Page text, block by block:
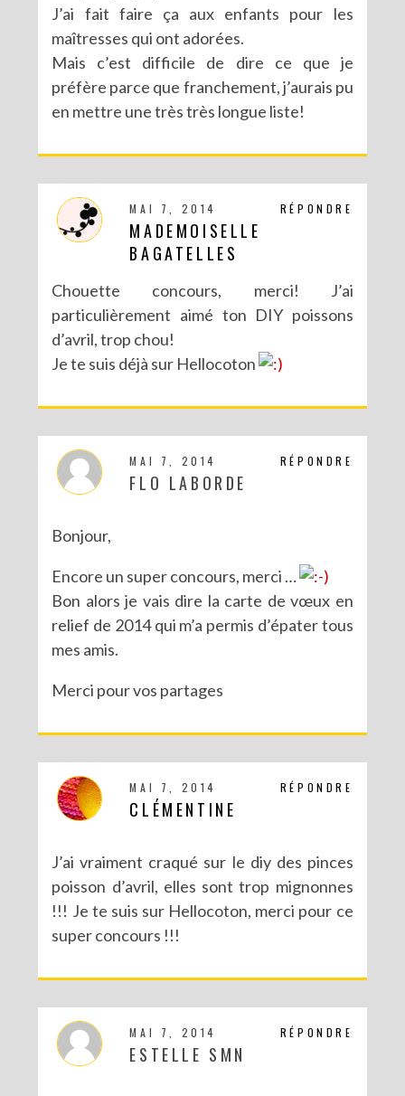
J’ai fait faire ça aux enfants pour les
maîtresses qui ont adorées.
Mais c’est difficile de dire ce que je
préfère parce que franchement, j’aurais pu
en mettre une très très longue liste!
RÉPONDRE
MAI 7, 2014
MADEMOISELLE
BAGATELLES
Chouette concours, merci! J’ai
particulièrement aimé ton DIY poissons
d’avril, trop chou!
Je te suis déjà sur Hellocoton
RÉPONDRE
MAI 7, 2014
FLO LABORDE
Bonjour,
Encore un super concours, merci …
Bon alors je vais dire la carte de vœux en
relief de 2014 qui m’a permis d’épater tous
mes amis.
Merci pour vos partages
RÉPONDRE
MAI 7, 2014
CLÉMENTINE
J’ai vraiment craqué sur le diy des pinces
poisson d’avril, elles sont trop mignonnes
!!! Je te suis sur Hellocoton, merci pour ce
super concours !!!
RÉPONDRE
MAI 7, 2014
ESTELLE SMN